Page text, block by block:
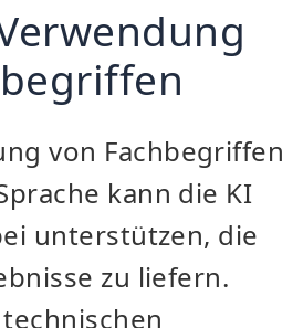
von Fachbegriffen
kann die KI
unterstützen, die
zu liefern.